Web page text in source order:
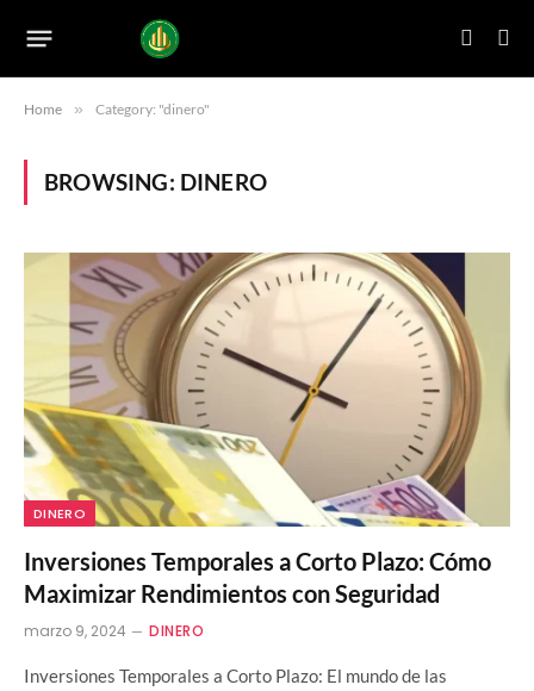
Home » Category: "dinero"
BROWSING: DINERO
DINERO
Inversiones Temporales a Corto Plazo: Cómo
Maximizar Rendimientos con Seguridad
marzo 9, 2024 DINERO
Inversiones Temporales a Corto Plazo: El mundo de las